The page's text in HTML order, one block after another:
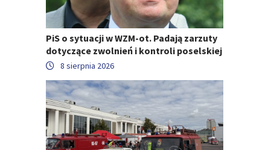
PiS o sytuacji w WZM-ot. Padają zarzuty
dotyczące zwolnień i kontroli poselskiej
8 sierpnia 2026